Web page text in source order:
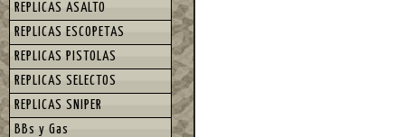
REPLICAS ASALTO
REPLICAS ESCOPETAS
REPLICAS PISTOLAS
REPLICAS SELECTOS
REPLICAS SNIPER
BBs y Gas